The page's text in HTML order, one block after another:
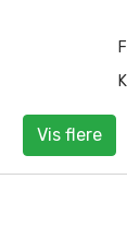
Vis flere